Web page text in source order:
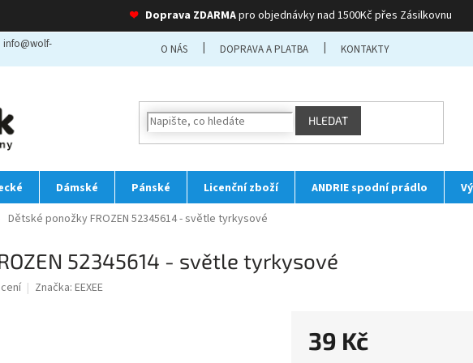
❤ Doprava ZDARMApro objednávky nad 1500Kč přes Zásilkovnu
info@wolf-
O NÁS DOPRAVA A PLATBA KONTAKTY
HLEDAT
Dámské Pánské Licenční zboží ANDRIE spodní prádlo
Dětské ponožky FROZEN 52345614 - světle tyrkysové
52345614 - světle tyrkysové
Značka: EEXEE
39 Kč